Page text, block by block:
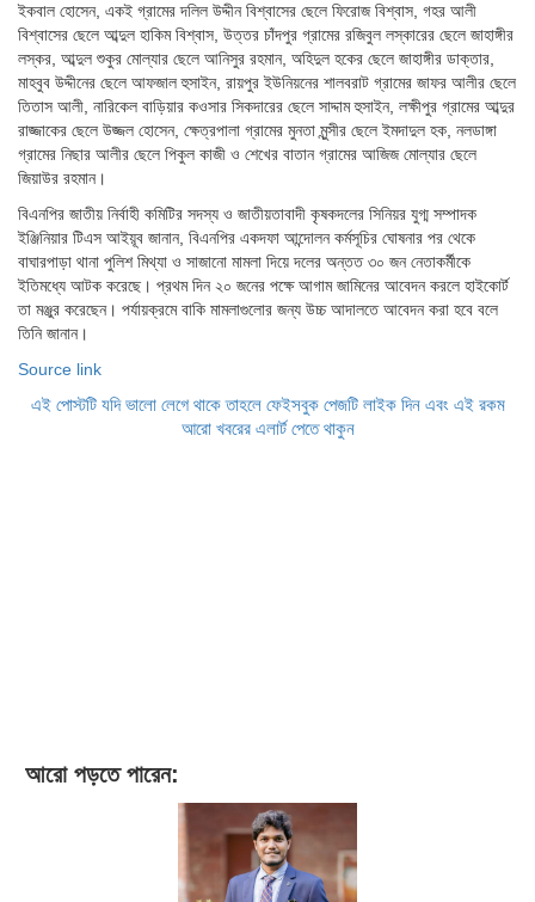
ইকবাল হোসেন, একই গ্রামের দলিল উদ্দীন বিশ্বাসের ছেলে ফিরোজ বিশ্বাস, গহর আলী
বিশ্বাসের ছেলে আব্দুল হাকিম বিশ্বাস, উত্তর চাঁদপুর গ্রামের রজিবুল লস্কারের ছেলে জাহাঙ্গীর
লস্কর, আব্দুল শুকুর মোল্যার ছেলে আনিসুর রহমান, অহিদুল হকের ছেলে জাহাঙ্গীর ডাক্তার,
মাহবুব উদ্দীনের ছেলে আফজাল হুসাইন, রায়পুর ইউনিয়নের শালবরাট গ্রামের জাফর আলীর ছেলে
তিতাস আলী, নারিকেল বাড়িয়ার কওসার সিকদারের ছেলে সাদ্দাম হুসাইন, লক্ষীপুর গ্রামের আব্দুর
রাজ্জাকের ছেলে উজ্জল হোসেন, ক্ষেত্রপালা গ্রামের মুনতা মুন্সীর ছেলে ইমদাদুল হক, নলডাঙ্গা
গ্রামের নিছার আলীর ছেলে পিকুল কাজী ও শেখের বাতান গ্রামের আজিজ মোল্যার ছেলে
জিয়াউর রহমান।
বিএনপির জাতীয় নির্বাহী কমিটির সদস্য ও জাতীয়তাবাদী কৃষকদলের সিনিয়র যুগ্ম সম্পাদক
ইঞ্জিনিয়ার টিএস আইয়ূব জানান, বিএনপির একদফা আন্দোলন কর্মসূচির ঘোষনার পর থেকে
বাঘারপাড়া থানা পুলিশ মিথ্যা ও সাজানো মামলা দিয়ে দলের অন্তত ৩০ জন নেতাকর্মীকে
ইতিমধ্যে আটক করেছে। প্রথম দিন ২০ জনের পক্ষে আগাম জামিনের আবেদন করলে হাইকোর্ট
তা মঞ্জুর করেছেন। পর্যায়ক্রমে বাকি মামলাগুলোর জন্য উচ্চ আদালতে আবেদন করা হবে বলে
তিনি জানান।
Source link
এই পোস্টটি যদি ভালো লেগে থাকে তাহলে ফেইসবুক পেজটি লাইক দিন এবং এই রকম
আরো খবরের এলার্ট পেতে থাকুন
আরো পড়তে পারেন: